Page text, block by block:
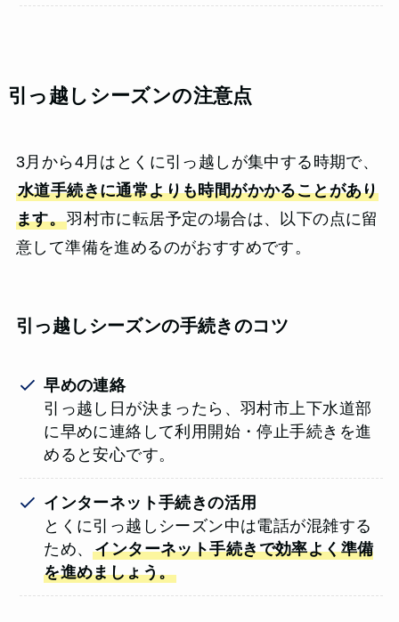
引っ越しシーズンの注意点
3月から4月はとくに引っ越しが集中する時期で、
水道手続きに通常よりも時間がかかることがあり
ます。羽村市に転居予定の場合は、以下の点に留
意して準備を進めるのがおすすめです。
引っ越しシーズンの手続きのコツ
早めの連絡
引っ越し日が決まったら、羽村市上下水道部
に早めに連絡して利用開始・停止手続きを進
めると安心です。
インターネット手続きの活用
とくに引っ越しシーズン中は電話が混雑する
ため、インターネット手続きで効率よく準備
を進めましょう。